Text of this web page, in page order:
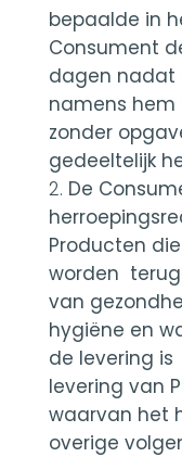
bepaalde in
Consument
dagen nadat
namens hem
zonder
gedeeltelijk
De
Producten
worden
van
hygiëne en
de levering is
levering van
waarvan het
overige